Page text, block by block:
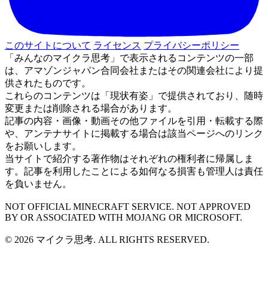
このサイトについて ライセンス プライバシーポリシー
「みんなのマイクラ思考」で表示されるコンテンツの一部
は、アマゾンジャパン合同会社またはその関連会社により提
供されたものです。
これらのコンテンツは「現状有姿」で提供されており、随時
変更または削除される場合があります。
記事の内容・画像・動画その他ファイルを引用・転載する際
や、アンテナサイトに掲載する場合は該当ページへのリンク
をお願いします。
当サイトで紹介する著作物はそれぞれの権利者に帰属しま
す。記事を利用したことによる如何なる損害も管理人は責任
を負いません。
NOT OFFICIAL MINECRAFT SERVICE. NOT APPROVED
BY OR ASSOCIATED WITH MOJANG OR MICROSOFT.
© 2026 マイクラ思考. ALL RIGHTS RESERVED.